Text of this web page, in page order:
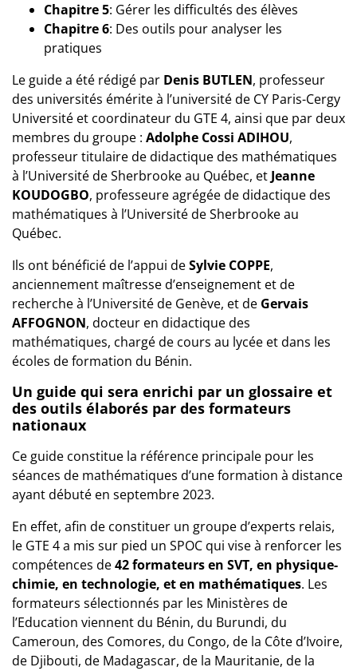
Chapitre 5: Gérer les difficultés des élèves
Chapitre 6: Des outils pour analyser les
pratiques
Le guide a été rédigé par Denis BUTLEN, professeur
des universités émérite à l’université de CY Paris-Cergy
Université et coordinateur du GTE 4, ainsi que par deux
membres du groupe : Adolphe Cossi ADIHOU,
professeur titulaire de didactique des mathématiques
à l’Université de Sherbrooke au Québec, et Jeanne
KOUDOGBO, professeure agrégée de didactique des
mathématiques à l’Université de Sherbrooke au
Québec.
Ils ont bénéficié de l’appui deSylvie COPPE,
anciennement maîtresse d’enseignement et de
recherche à l’Université de Genève, et de Gervais
AFFOGNON, docteur en didactique des
mathématiques, chargé de cours au lycée et dans les
écoles de formation du Bénin.
Un guide qui sera enrichi par un glossaire et
des outils élaborés par des formateurs
nationaux
Ce guide constitue la référence principale pour les
séances de mathématiques d’une formation à distance
ayant débuté en septembre 2023.
En effet, afin de constituer un groupe d’experts relais,
le GTE 4 a mis sur pied un SPOC qui vise à renforcer les
compétences de42 formateurs en SVT, en physique-
chimie, en technologie, et en mathématiques. Les
formateurs sélectionnés par les Ministères de
l’Education viennent du Bénin, du Burundi, du
Cameroun, des Comores, du Congo, de la Côte d’Ivoire,
de Djibouti, de Madagascar, de la Mauritanie, de la